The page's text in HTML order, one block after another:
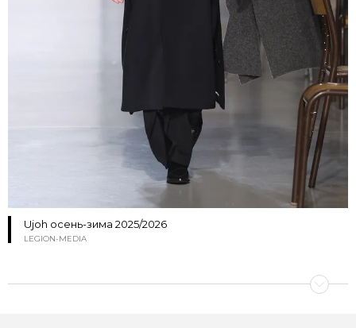
Ujoh осень-зима 2025/2026
LEGION-MEDIA